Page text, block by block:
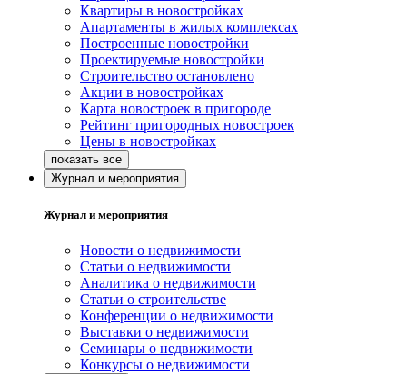
Квартиры в новостройках
Апартаменты в жилых комплексах
Построенные новостройки
Проектируемые новостройки
Строительство остановлено
Акции в новостройках
Карта новостроек в пригороде
Рейтинг пригородных новостроек
Цены в новостройках
Журнал и мероприятия
Журнал и мероприятия
Новости о недвижимости
Статьи о недвижимости
Аналитика о недвижимости
Статьи о строительстве
Конференции о недвижимости
Выставки о недвижимости
Семинары о недвижимости
Конкурсы о недвижимости